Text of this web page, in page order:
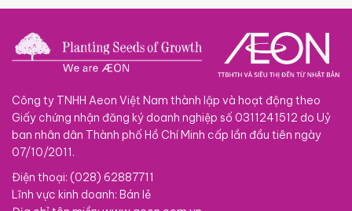
Công ty TNHH Aeon Việt Nam thành lập và hoạt động theo
Giấy chứng nhận đăng ký doanh nghiệp số 0311241512 do Uỷ
ban nhân dân Thành phố Hồ Chí Minh cấp lần đầu tiên ngày
07/10/2011.
Điện thoại: (028) 62887711
Lĩnh vực kinh doanh: Bán lẻ